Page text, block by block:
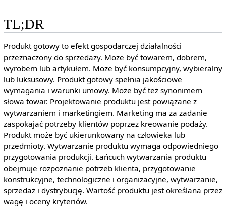
TL;DR
Produkt gotowy to efekt gospodarczej działalności
przeznaczony do sprzedaży. Może być towarem, dobrem,
wyrobem lub artykułem. Może być konsumpcyjny, wybieralny
lub luksusowy. Produkt gotowy spełnia jakościowe
wymagania i warunki umowy. Może być też synonimem
słowa towar. Projektowanie produktu jest powiązane z
wytwarzaniem i marketingiem. Marketing ma za zadanie
zaspokajać potrzeby klientów poprzez kreowanie podaży.
Produkt może być ukierunkowany na człowieka lub
przedmioty. Wytwarzanie produktu wymaga odpowiedniego
przygotowania produkcji. Łańcuch wytwarzania produktu
obejmuje rozpoznanie potrzeb klienta, przygotowanie
konstrukcyjne, technologiczne i organizacyjne, wytwarzanie,
sprzedaż i dystrybucję. Wartość produktu jest określana przez
wagę i oceny kryteriów.